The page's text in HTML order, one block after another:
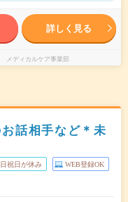
詳しく見る
メディカルケア事業部
話相手など＊未
祝日が休み WEB登録OK